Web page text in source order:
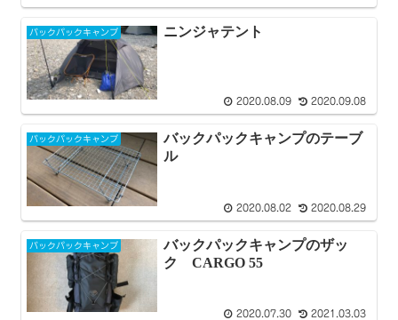
バックパックキャンプ ニンジャテント
2020.08.09 2020.09.08
バックパックキャンプ
バックパックキャンプのテーブ
ル
2020.08.02 2020.08.29
バックパックキャンプ
バックパックキャンプのザッ
ク CARGO 55
2020.07.30 2021.03.03